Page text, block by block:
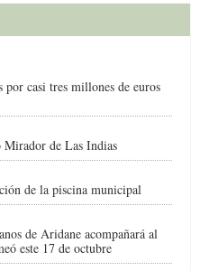
por casi tres millones de euros
Mirador de Las Indias
de la piscina municipal
de Aridane acompañará al
este 17 de octubre